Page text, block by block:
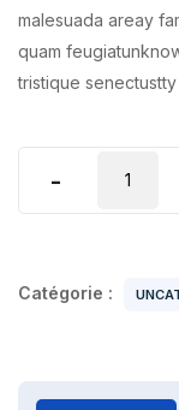
malesuada areay
quam
tristique
-
Gaming
Catégorie :